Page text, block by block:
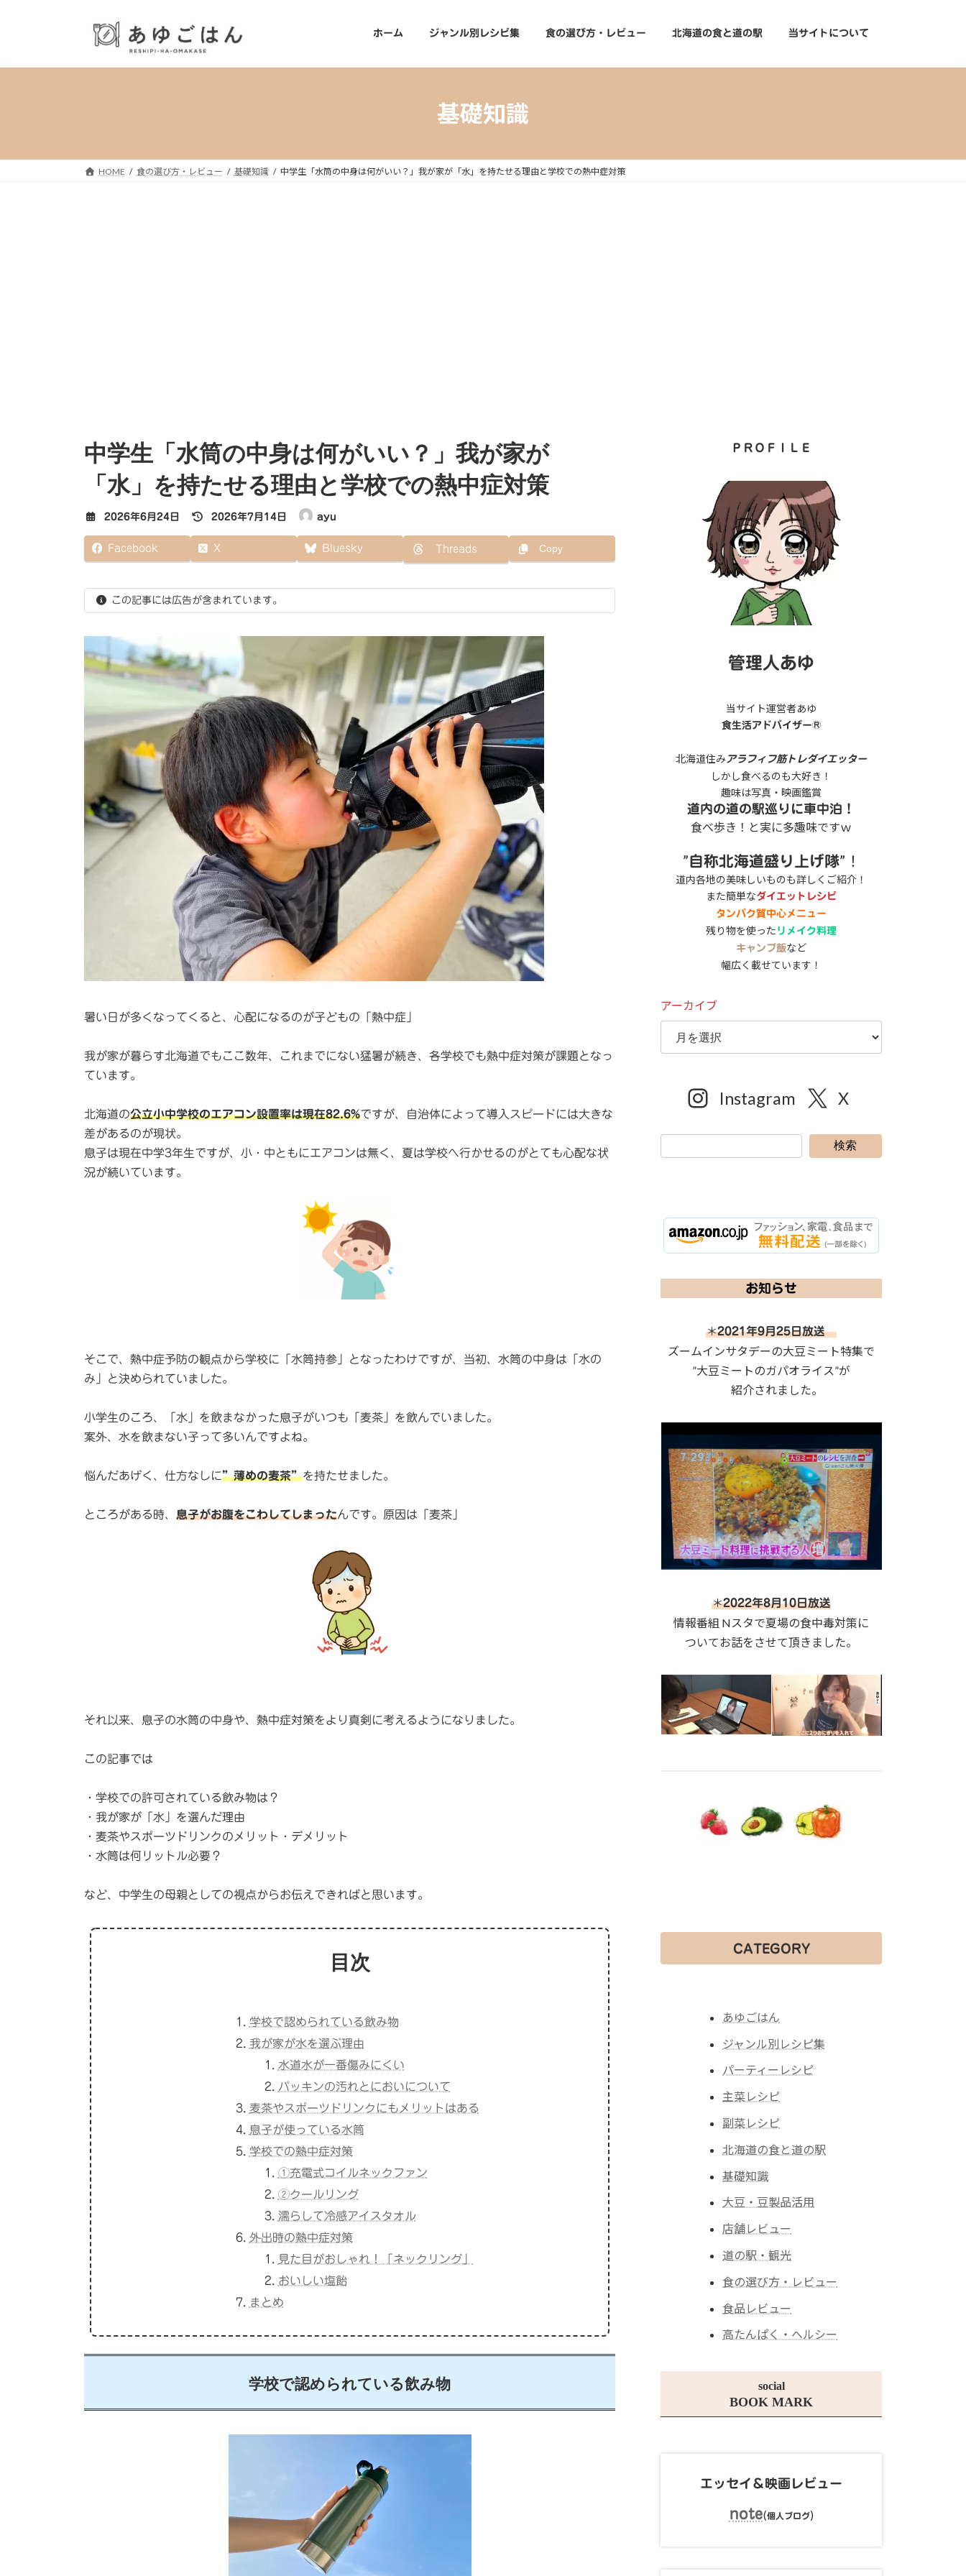
プ
動
ホーム ジャンル別レシピ集 食の選び方・レビュー 北海道の食と道の駅 当サイトについて
基礎知識
HOME 食の選び方・レビュー 基礎知識 中学生「水筒の中身は何がいい？」我が家が「水」を持たせる理由と学校での熱中症対策
中学生「水筒の中身は何がいい？」我が家が
「水」を持たせる理由と学校での熱中症対策
2026年6月24日
最
更
:
2026年7月14日 ayu
Facebook X Bluesky Threads Copy
この記事には広告が含まれています。
暑い日が多くなってくると、心配になるのが子どもの「熱中症」
我が家が暮らす北海道でもここ数年、これまでにない猛暑が続き、各学校でも熱中症対策が課題となっ
ています。
北海道の公立小中学校のエアコン設置率は現在82.6%ですが、自治体によって導入スピードには大きな
差があるのが現状。
息子は現在中学3年生ですが、小・中ともにエアコンは無く、夏は学校へ行かせるのがとても心配な状
況が続いています。
そこで、熱中症予防の観点から学校に「水筒持参」となったわけですが、当初、水筒の中身は「水の
み」と決められていました。
小学生のころ、「水」を飲まなかった息子がいつも「麦茶」を飲んでいました。
案外、水を飲まない子って多いんですよね。
悩んだあげく、仕方なしに”薄めの麦茶”を持たせました。
ところがある時、 息子がお腹をこわしてしまったんです。原因は「麦茶」
それ以来、息子の水筒の中身や、熱中症対策をより真剣に考えるようになりました。
この記事では
・学校での許可されている飲み物は？
・我が家が「水」を選んだ理由
・麦茶やスポーツドリンクのメリット・デメリット
・水筒は何リットル必要？
など、中学生の母親としての視点からお伝えできればと思います。
目次
学校で認められている飲み物
我が家が水を選ぶ理由
水道水が一番傷みにくい
パッキンの汚れとにおいについて
麦茶やスポーツドリンクにもメリットはある
息子が使っている水筒
学校での熱中症対策
①充電式コイルネックファン
②クールリング
濡らして冷感アイスタオル
外出時の熱中症対策
見た目がおしゃれ！「ネックリング」
おいしい塩飴
まとめ
学校で認められている飲み物
ＰＲＯＦＩＬＥ
管理人あゆ
当サイト運営者あゆ
食生活アドバイザー®
北海道住み アラフィフ筋トレダイエッター
しかし食べるのも大好き！
趣味は写真・映画鑑賞
道内の道の駅巡りに車中泊！
食べ歩き！と実に多趣味ですｗ
”自称北海道盛り上げ隊”！
道内各地の美味しいものも詳しくご紹介！
また簡単なダイエットレシピ
タンパク質中心メニュー
残り物を使った リメイク料理
キャンプ飯など
幅広く載せています！
アーカイブ
Instagram X
検索
お知らせ
＊2021年9月25日放送
ズームインサタデーの大豆ミート特集で
”大豆ミートのガパオライス”が
紹介されました。
＊2022年8月10日放送
情報番組 Nスタで夏場の食中毒対策に
ついてお話をさせて頂きました。
CATEGORY
あゆごはん
ジャンル別レシピ集
パーティーレシピ
主菜レシピ
副菜レシピ
北海道の食と道の駅
基礎知識
大豆・豆製品活用
店舗レビュー
道の駅・観光
食の選び方・レビュー
食品レビュー
高たんぱく・ヘルシー
social
BOOK MARK
エッセイ＆映画レビュー
note(個人ブログ)